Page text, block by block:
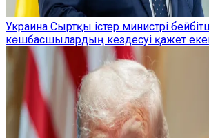
Украина Сыртқы істер министрі
көшбасшылардың кездесуі қажет